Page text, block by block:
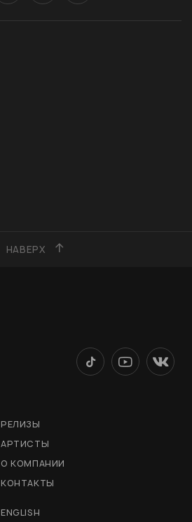
НАВЕРХ
РЕЛИЗЫ
АРТИСТЫ
О КОМПАНИИ
КОНТАКТЫ
ENGLISH